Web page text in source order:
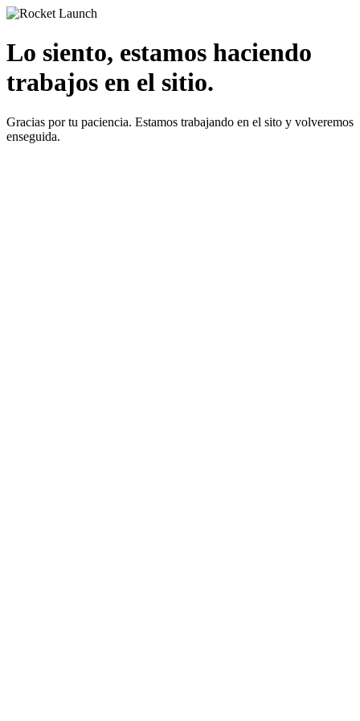
Lo siento, estamos haciendo
trabajos en el sitio.
Gracias por tu paciencia. Estamos trabajando en el sito y volveremos
enseguida.